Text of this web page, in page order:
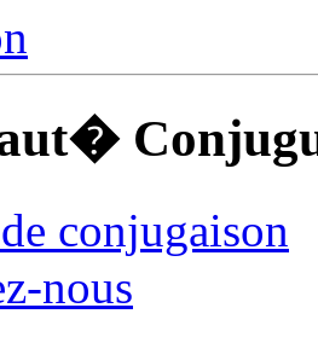
conjugaison
nous